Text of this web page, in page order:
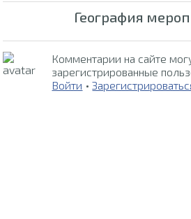
География
Комментарии на сайте
зарегистрированные
Войти •